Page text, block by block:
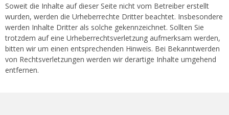
Soweit die Inhalte auf dieser Seite nicht vom Betreiber erstellt
wurden, werden die Urheberrechte Dritter beachtet. Insbesondere
werden Inhalte Dritter als solche gekennzeichnet. Sollten Sie
trotzdem auf eine Urheberrechtsverletzung aufmerksam werden,
bitten wir um einen entsprechenden Hinweis. Bei Bekanntwerden
von Rechtsverletzungen werden wir derartige Inhalte umgehend
entfernen.